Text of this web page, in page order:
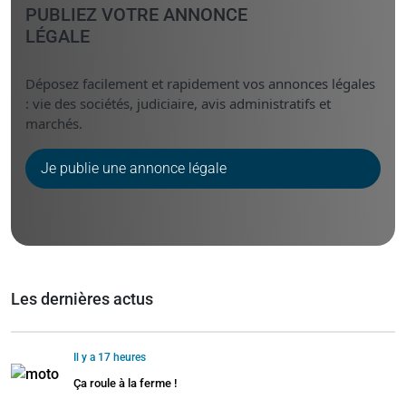
PUBLIEZ VOTRE ANNONCE
LÉGALE
Déposez facilement et rapidement vos annonces légales
: vie des sociétés, judiciaire, avis administratifs et
marchés.
Je publie une annonce légale
Les dernières actus
Il y a 17 heures
Ça roule à la ferme !